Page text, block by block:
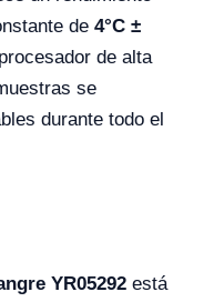
de 4°C ±
de alta
se
durante todo el
YR05292 está